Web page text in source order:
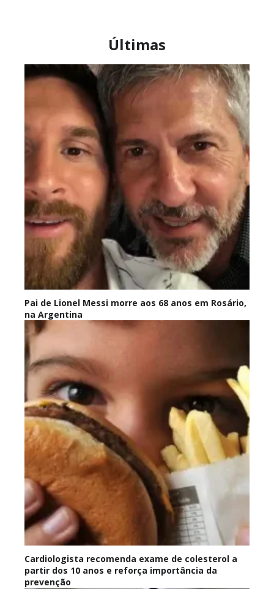
Últimas
Pai de Lionel Messi morre aos 68 anos em Rosário,
na Argentina
Cardiologista recomenda exame de colesterol a
partir dos 10 anos e reforça importância da
prevenção